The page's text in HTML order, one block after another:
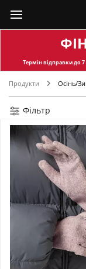
Термін відправкидо 7
Продукти Осінь/
Фільтр